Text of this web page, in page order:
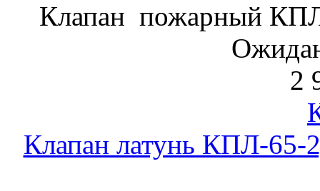
Клапан пожарный
2
Клапан латунь КПЛ-65-